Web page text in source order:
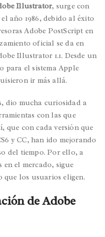
Illustrator, surge con
año 1986, debido al éxito
Adobe PostScript en
oficial se da en
Illustrator 1.1. Desde un
para el sistema Apple
ir más allá.
dio mucha curiosidad a
con las que
que con cada versión que
y CC, han ido mejorando
del tiempo. Por ello, a
en el mercado, sigue
que los usuarios eligen.
de Adobe